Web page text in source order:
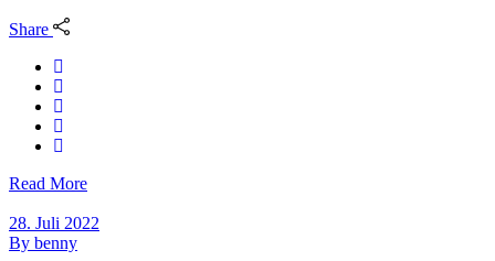
Share
Read More
28. Juli 2022
By benny